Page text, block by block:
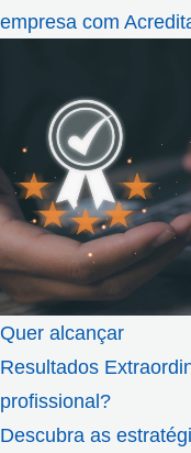
empresa com
Quer alcançar
Resultados
profissional?
Descubra as